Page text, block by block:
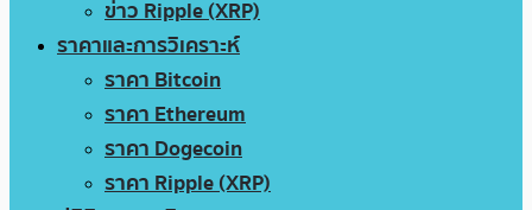
ข่าว Ripple (XRP)
ราคาและการวิเคราะห์
ราคา Bitcoin
ราคา Ethereum
ราคา Dogecoin
ราคา Ripple (XRP)